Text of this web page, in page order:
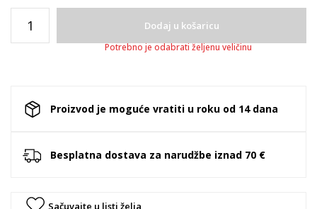
Dodaj u košaricu
Potrebno je odabrati željenu veličinu
Proizvod je moguće vratiti u roku od 14 dana
Besplatna dostava za narudžbe iznad 70 €
Sačuvajte u listi želja